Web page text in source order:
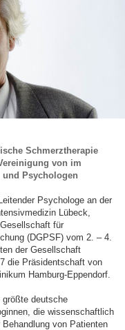
Schmerztherapie
von im
Psychologen
Psychologe an der
Lübeck,
für
(DGPSF) vom 2. – 4.
der Gesellschaft
die Präsidentschaft von
Hamburg-Eppendorf.
größte deutsche
die wissenschaftlich
von Patienten